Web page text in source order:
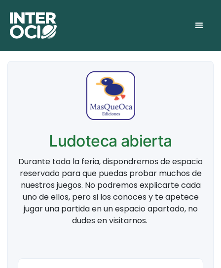
Ludoteca abierta
Durante toda la feria, dispondremos de espacio
reservado para que puedas probar muchos de
nuestros juegos. No podremos explicarte cada
uno de ellos, pero si los conoces y te apetece
jugar una partida en un espacio apartado, no
dudes en visitarnos.